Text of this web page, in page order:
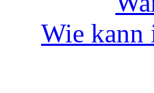
Wie kann